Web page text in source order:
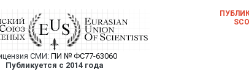
Союз Ученых — публикация
СМИ:ПИ № ФС77-63060
Публикуется с 2014 года